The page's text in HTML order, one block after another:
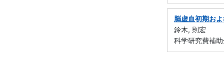
脳虚血初期お
鈴木, 則宏
科学研究費補